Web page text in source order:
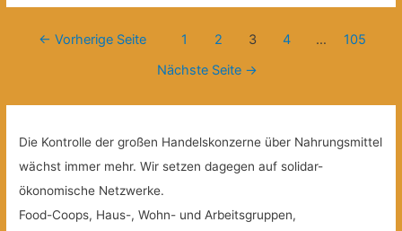
Beitragsnavigation
← Vorherige Seite 1 2 3 4 …
105
Nächste Seite →
Die Kontrolle der großen Handelskonzerne über Nahrungsmittel
wächst immer mehr. Wir setzen dagegen auf solidar-
ökonomische Netzwerke.
Food-Coops, Haus-, Wohn- und Arbeitsgruppen,